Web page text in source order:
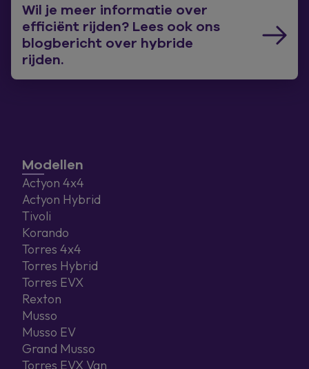
Wil je meer informatie over
efficiënt rijden? Lees ook ons
blogbericht over hybride
rijden.
Modellen
Actyon 4x4
Actyon Hybrid
Tivoli
Korando
Torres 4x4
Torres Hybrid
Torres EVX
Rexton
Musso
Musso EV
Grand Musso
Torres EVX Van